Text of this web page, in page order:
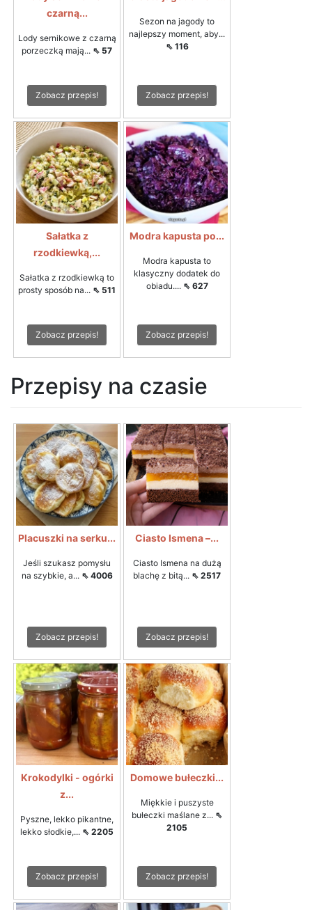
czarną...
Lody sernikowe z czarną
porzeczką mają... ⇖ 57
Zobacz przepis!
Sezon na jagody to
najlepszy moment, aby...
⇖ 116
Zobacz przepis!
Sałatka z
rzodkiewką,...
Sałatka z rzodkiewką to
prosty sposób na... ⇖ 511
Zobacz przepis!
Modra kapusta po...
Modra kapusta to
klasyczny dodatek do
obiadu.... ⇖ 627
Zobacz przepis!
Przepisy na czasie
Placuszki na serku...
Jeśli szukasz pomysłu
na szybkie, a... ⇖ 4006
Zobacz przepis!
Ciasto Ismena –...
Ciasto Ismena na dużą
blachę z bitą... ⇖ 2517
Zobacz przepis!
Krokodylki - ogórki
z...
Pyszne, lekko pikantne,
lekko słodkie,... ⇖ 2205
Zobacz przepis!
Domowe bułeczki...
Miękkie i puszyste
bułeczki maślane z... ⇖
2105
Zobacz przepis!